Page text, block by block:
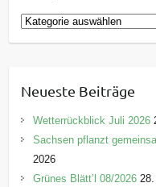
K
a
g
o
r
e
Neueste Beiträge
Wetterrückblick Juli 2026
Sachsen pflanzt
2026
Grünes Blätt’l 08/2026